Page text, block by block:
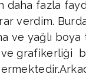
fazla
verdim.
ve yağlı
ve grafikerliği